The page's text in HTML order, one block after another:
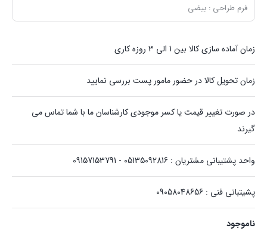
فرم طراحی : بیضی
زمان آماده سازی کالا بین 1 الی 3 روزه کاری
زمان تحویل کالا در حضور مامور پست بررسی نمایید
در صورت تغییر قیمت یا کسر موجودی کارشناسان ما با شما تماس می
گیرند
واحد پشتیبانی مشتریان : 05135092816 - 09157153791
پشیتبانی فنی : 09058048656
ناموجود